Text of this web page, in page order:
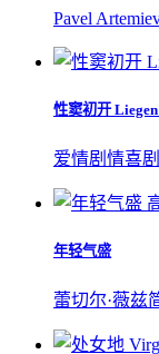
Pavel
性窦初开
爱情剧情喜剧
年轻气盛
蕾切尔·薇兹